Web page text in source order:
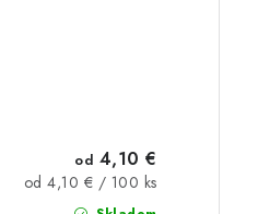
od 4,10 €
Jednotková
od 4,10 € / 100 ks